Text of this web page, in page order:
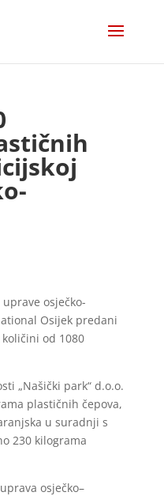
osječko-
Osijek predani
od 1080
„Našički park“ d.o.o.
plastičnih čepova,
u suradnji s
230 kilograma
osječko–